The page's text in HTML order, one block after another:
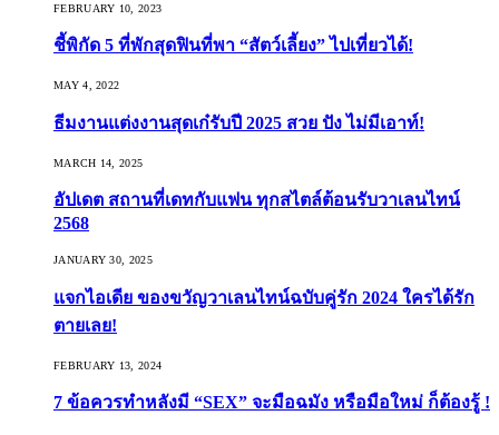
FEBRUARY 10, 2023
ชี้พิกัด 5 ที่พักสุดฟินที่พา “สัตว์เลี้ยง” ไปเที่ยวได้!
MAY 4, 2022
ธีมงานแต่งงานสุดเก๋รับปี 2025 สวย ปัง ไม่มีเอาท์!
MARCH 14, 2025
อัปเดต สถานที่เดทกับแฟน ทุกสไตล์ต้อนรับวาเลนไทน์
2568
JANUARY 30, 2025
แจกไอเดีย ของขวัญวาเลนไทน์ฉบับคู่รัก 2024 ใครได้รัก
ตายเลย!
FEBRUARY 13, 2024
7 ข้อควรทำหลังมี “SEX” จะมือฉมัง หรือมือใหม่ ก็ต้องรู้ !